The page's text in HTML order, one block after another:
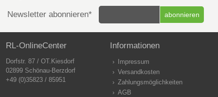
Newsletter abonnieren*
RL-OnlineCenter
Dorfstr. 87 / OT.Kiesdorf
02899 Schönau-Berzdorf
+49 (0)35823 / 85951
Informationen
Impressum
Versandkosten
Zahlungsmöglichkeiten
AGB